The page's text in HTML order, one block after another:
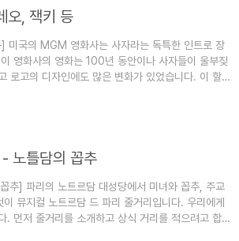
오, 잭키 등
국의 MGM 영화사는 사자라는 독특한 인트로 장
영화사의 영화는 100년 동안이나 사자들이 울부짖
로고의 디자인에도 많은 변화가 있었습니다. 이 할리
디 갈란드의 비참한 인생 할리우드 사자 - 레오, 잭
노틀담의 꼽추
추] 파리의 노트르담 대성당에서 미녀와 꼽추, 주교
뮤지컬 노트르담 드 파리 줄거리입니다. 우리에게
. 먼저 줄거리를 소개하고 상식 거리를 적으려고 합니